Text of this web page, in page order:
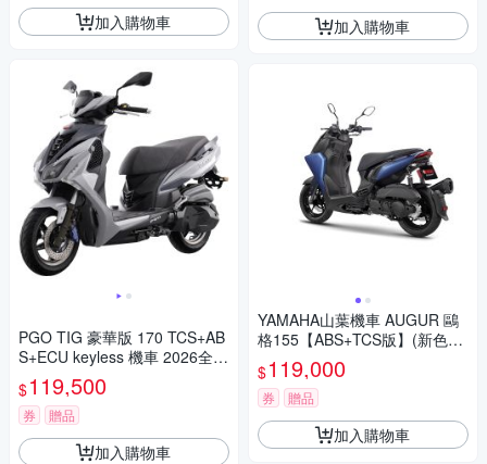
加入購物車
PGO TIG 豪華版 170 TCS+AB
S+ECU keyless 機車 2026全新
車(水冷之王)
$119,500
券 贈品
加入購物車
加入購物車
YAMAHA山葉機車 AUGUR 鷗
格155【ABS+TCS版】(新色彩)
- 2026年
$119,000
券 贈品
加入購物車